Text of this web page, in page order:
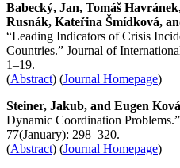
Babecký, Jan, Tomáš
Rusnák, Kateřina Šmídková,
“Leading Indicators of Crisis
Countries.” Journal of
1–19.
(Abstract) (Journal Homepage)
Steiner, Jakub, and Eugen
Dynamic Coordination
77(January): 298–320.
(Abstract) (Journal Homepage)